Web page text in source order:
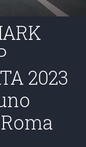
2023